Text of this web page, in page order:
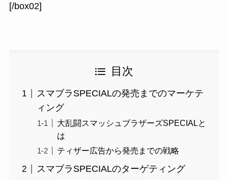
[/box02]
目次
スマブラSPECIALの発売までのマーケテ
ィング
大乱闘スマッシュブラザーズSPECIALと
は
ティザー広告から発売までの戦略
スマブラSPECIALのターゲティング